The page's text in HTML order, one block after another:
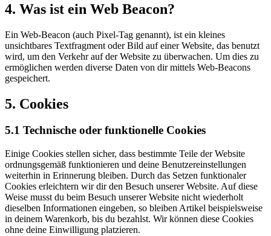
4. Was ist ein Web Beacon?
Ein Web-Beacon (auch Pixel-Tag genannt), ist ein kleines
unsichtbares Textfragment oder Bild auf einer Website, das benutzt
wird, um den Verkehr auf der Website zu überwachen. Um dies zu
ermöglichen werden diverse Daten von dir mittels Web-Beacons
gespeichert.
5. Cookies
5.1 Technische oder funktionelle Cookies
Einige Cookies stellen sicher, dass bestimmte Teile der Website
ordnungsgemäß funktionieren und deine Benutzereinstellungen
weiterhin in Erinnerung bleiben. Durch das Setzen funktionaler
Cookies erleichtern wir dir den Besuch unserer Website. Auf diese
Weise musst du beim Besuch unserer Website nicht wiederholt
dieselben Informationen eingeben, so bleiben Artikel beispielsweise
in deinem Warenkorb, bis du bezahlst. Wir können diese Cookies
ohne deine Einwilligung platzieren.